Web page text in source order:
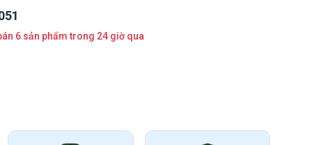
6 sản phẩm trong 24 giờ qua